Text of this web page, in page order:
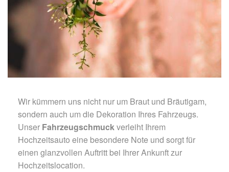
Wir kümmern uns nicht nur um Braut und Bräutigam,
sondern auch um die Dekoration Ihres Fahrzeugs.
Unser Fahrzeugschmuckverleiht Ihrem
Hochzeitsauto eine besondere Note und sorgt für
einen glanzvollen Auftritt bei Ihrer Ankunft zur
Hochzeitslocation.